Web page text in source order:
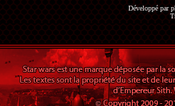
Développé par